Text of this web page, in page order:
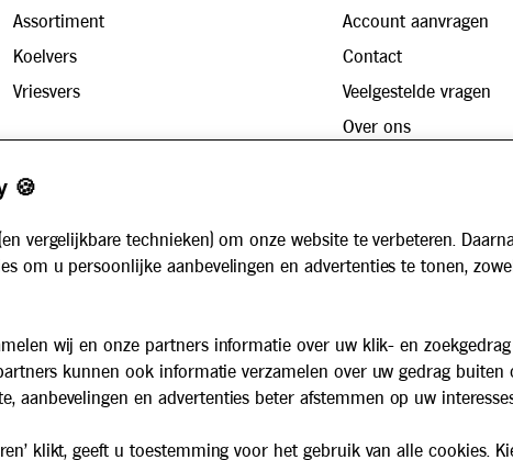
Assortiment
Koelvers
Vriesvers
Maaltijdservice voor bedrijven
Voor instellingen
Algemene voorwaarden
Cookiebeleid
Account aanvragen
Contact
Veelgestelde vragen
Over ons
🍪
vergelijkbare technieken) om onze website te verbeteren.
om u persoonlijke aanbevelingen en advertenties te tonen,
wij en onze partners informatie over uw klik- en
kunnen ook informatie verzamelen over uw gedrag buiten
aanbevelingen en advertenties beter afstemmen op uw
klikt, geeft u toestemming voor het gebruik van alle cookies.